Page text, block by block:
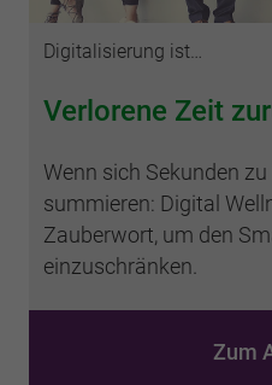
Kategorie
Digitalisierung ist…
Verlorene Zeit
Wenn sich Sekunden
summieren: Digital
Zauberwort, um den
einzuschränken.
Zum